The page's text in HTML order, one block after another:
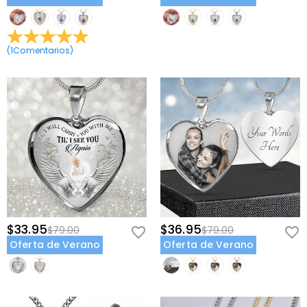
Dije de Piedra de Nacimiento:
Selecciona un color de piedra de
nacimiento según el mes de nacimiento para añadir un toque
personal brillante
Tamaño del Colgante:
Cómo Hacerlo Tuyo:
Selecciona Tu Metal: Elige plata para un look clásico de tonos fríos
u oro para un acabado cálido y atemporal.
Sube Tu Foto:Selecciona una imagen clara y de alta calidad que
capture el momento o la persona que deseas atesorar. Asegúrate
de que la foto esté bien iluminada y enfocada para la mejor
calidad de impresión.
Elige Tu Piedra de Nacimiento:Elige el color de piedra de nacimiento
que corresponda al mes de nacimiento de la persona en tu foto o
del destinatario del collar.
Elige Tu Tamaño:Selecciona el tamaño del colgante que te
parezca adecuado—ya sea que prefieras un look sutil y delicado o
Revisa Tus Detalles:
Verifica dos veces tu selección de foto, color
(1Comentarios)
$33.95$79.00
Oferta de Verano
$36.95$79.00
Oferta de Verano